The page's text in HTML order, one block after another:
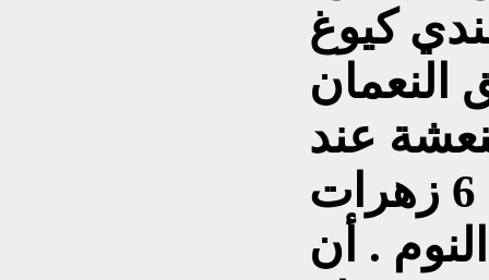
كيوغ
النعمان
عند
الشرب فغلي ما بين 5 إلى 6 زهرات
. أن